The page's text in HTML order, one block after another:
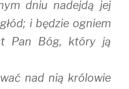
dniu nadejdą jej
i będzie ogniem
Pan Bóg, który ją
nad nią królowie